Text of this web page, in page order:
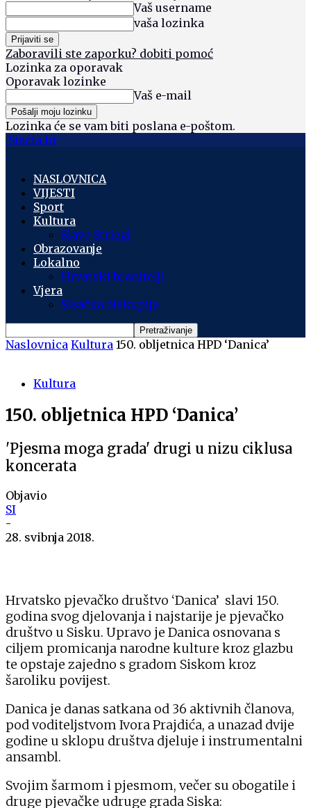
Vaš username
vaša lozinka
Zaboravili ste zaporku? dobiti pomoć
Lozinka za oporavak
Oporavak lozinke
Vaš e-mail
Lozinka će se vam biti poslana e-poštom.
Siscia hr
NASLOVNICA
VIJESTI
Sport
Kultura
Slavo Striegl
Obrazovanje
Lokalno
Hrvatski branitelji
Vjera
Sisačka biskupija
Naslovnica Kultura 150. obljetnica HPD ‘Danica’
Kultura
150. obljetnica HPD ‘Danica’
'Pjesma moga grada' drugi u nizu ciklusa
koncerata
Objavio
SI
-
28. svibnja 2018.
Hrvatsko pjevačko društvo ‘Danica’ slavi 150.
godina svog djelovanja i najstarije je pjevačko
društvo u Sisku. Upravo je Danica osnovana s
ciljem promicanja narodne kulture kroz glazbu
te opstaje zajedno s gradom Siskom kroz
šaroliku povijest.
Danica je danas satkana od 36 aktivnih članova,
pod voditeljstvom Ivora Prajdića, a unazad dvije
godine u sklopu društva djeluje i instrumentalni
ansambl.
Svojim šarmom i pjesmom, večer su obogatile i
druge pjevačke udruge grada Siska: